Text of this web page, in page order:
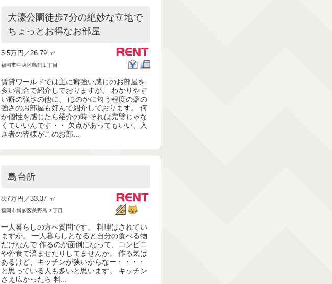
大濠公園徒歩7分の絶妙な立地で
ちょっとお得なお部屋
5.5万円／ 26.79 ㎡
福岡市中央区鳥飼１丁目
賃貸ワールドでは主に癖強い感じのお部屋を
多い割合で紹介しておりますが、 わかりやす
い癖の強さの他に、 ほのかに匂う程度の癖の
強さのお部屋も好んで紹介しております。 何
か個性を感じたら紹介の時 それは完璧じゃな
くていいんです・・ 欠点があってもいい、入
居者の皆様がこのお部...
島台所
8.7万円／33.37 ㎡
福岡市博多区美野島２丁目
一人暮らしの方へ質問です。 料理はされてい
ますか。 一人暮らしとなると自分の食べる物
だけなんで 作るのが面倒になって、コンビニ
や外食で済ませたりしてませんか。 作る気は
あるけど、キッチンが狭いからなー・・・・
と思っている人も多いと思います。 キッチン
さえ広かったら 料...